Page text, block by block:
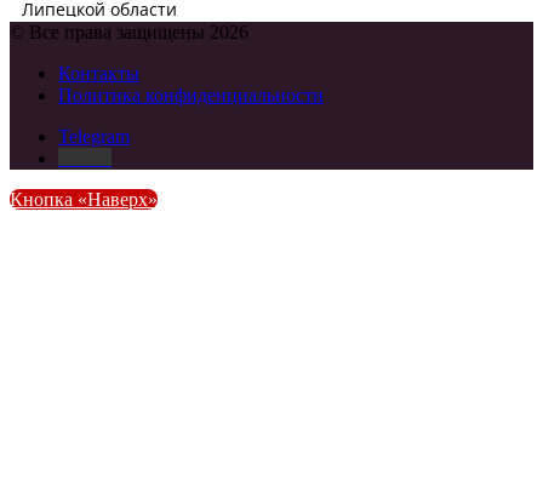
© Все права защищены 2026
Контакты
Политика конфиденциальности
Telegram
Кнопка «Наверх»